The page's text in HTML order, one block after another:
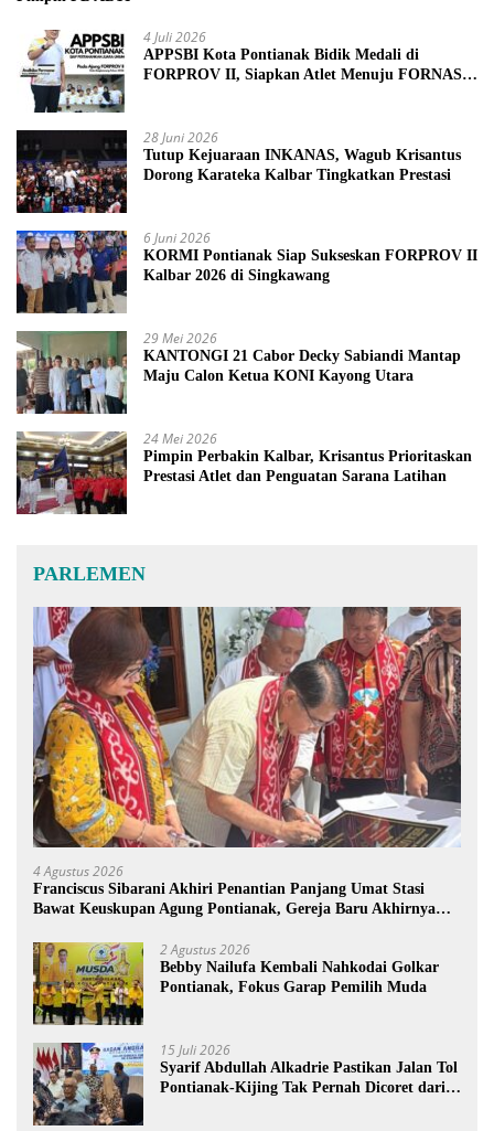
4 Juli 2026
APPSBI Kota Pontianak Bidik Medali di
FORPROV II, Siapkan Atlet Menuju FORNAS
28 Juni 2026
Tutup Kejuaraan INKANAS, Wagub Krisantus
Dorong Karateka Kalbar Tingkatkan Prestasi
6 Juni 2026
KORMI Pontianak Siap Sukseskan FORPROV II
Kalbar 2026 di Singkawang
29 Mei 2026
KANTONGI 21 Cabor Decky Sabiandi Mantap
Maju Calon Ketua KONI Kayong Utara
24 Mei 2026
Pimpin Perbakin Kalbar, Krisantus Prioritaskan
Prestasi Atlet dan Penguatan Sarana Latihan
PARLEMEN
4 Agustus 2026
Franciscus Sibarani Akhiri Penantian Panjang Umat Stasi
Bawat Keuskupan Agung Pontianak, Gereja Baru Akhirnya
2 Agustus 2026
Bebby Nailufa Kembali Nahkodai Golkar
Pontianak, Fokus Garap Pemilih Muda
15 Juli 2026
Syarif Abdullah Alkadrie Pastikan Jalan Tol
Pontianak-Kijing Tak Pernah Dicoret dari